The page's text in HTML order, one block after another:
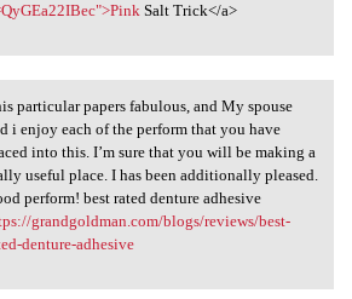
Salt Trick</a>
particular papers
particular papers fabulous, and My spouse
i enjoy each of the perform that you have
into this. I’m sure that you will be making a
useful place. I has been additionally pleased.
perform! best rated denture adhesive
grandgoldman.com/blogs/reviews/best-
denture-adhesive